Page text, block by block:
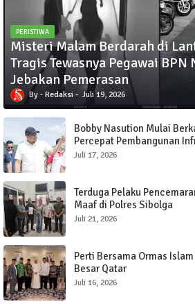
PERISTIWA
Misteri Malam Berdarah di
Tragis Tewasnya Pegawai
Jebakan Pemerasan
Redaksi Juli 19, 2026
Bobby Nasution Mulai
Percepat Pembangunan
Publik
Juli 17, 2026
Terduga Pelaku
Maaf di Polres Sibolga
Juli 21, 2026
Perti Bersama Ormas
Besar Qatar
Juli 16, 2026